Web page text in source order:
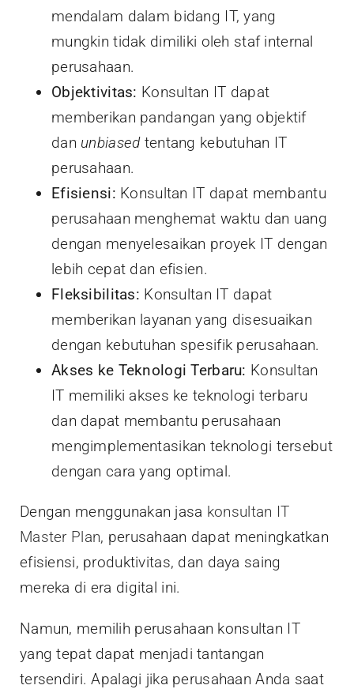
mendalam dalam bidang IT, yang
mungkin tidak dimiliki oleh staf internal
perusahaan.
Objektivitas: Konsultan IT dapat
memberikan pandangan yang objektif
dan unbiasedtentang kebutuhan IT
perusahaan.
Efisiensi: Konsultan IT dapat membantu
perusahaan menghemat waktu dan uang
dengan menyelesaikan proyek IT dengan
lebih cepat dan efisien.
Fleksibilitas: Konsultan IT dapat
memberikan layanan yang disesuaikan
dengan kebutuhan spesifik perusahaan.
Akses ke Teknologi Terbaru: Konsultan
IT memiliki akses ke teknologi terbaru
dan dapat membantu perusahaan
mengimplementasikan teknologi tersebut
dengan cara yang optimal.
Dengan menggunakan jasa konsultan IT
Master Plan, perusahaan dapat meningkatkan
efisiensi, produktivitas, dan daya saing
mereka di era digital ini.
Namun, memilih perusahaan konsultan IT
yang tepat dapat menjadi tantangan
tersendiri. Apalagi jika perusahaan Anda saat